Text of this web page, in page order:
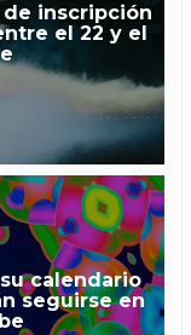
inscripción
el 22 y el
calendario
seguirse en